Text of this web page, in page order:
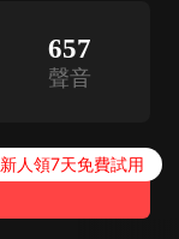
657
聲音
新人領7天免費試用